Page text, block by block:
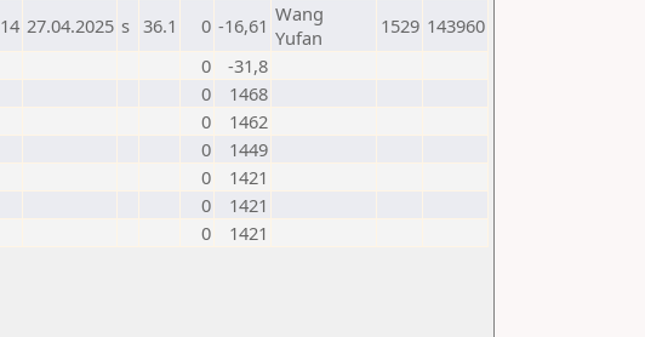
14 27.04.2025 s 36.1 0 -16,61 Wang
Yufan
1529 143960
0
-31,8
0
1468
0
1462
0
1449
0
1421
0
1421
0
1421